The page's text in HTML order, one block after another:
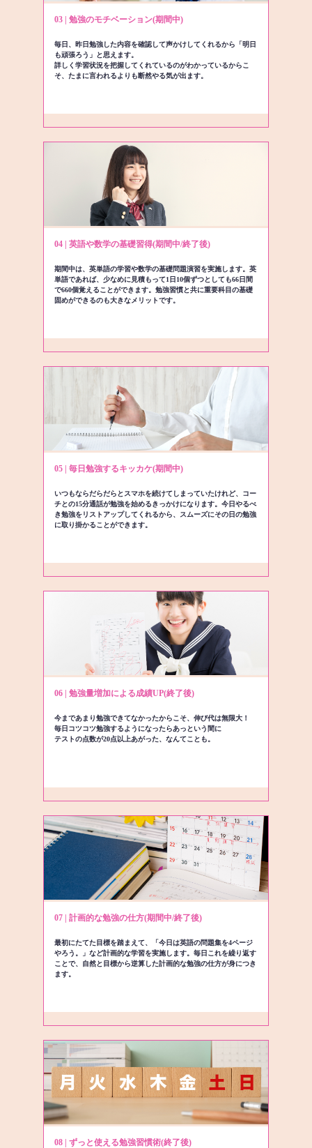
03 | 勉強のモチベーション(期間中)
毎日、昨日勉強した内容を確認して声かけしてくれるから「明日
も頑張ろう」と思えます。
詳しく学習状況を把握してくれているのがわかっているからこ
そ、たまに言われるよりも断然やる気が出ます。
04 | 英語や数学の基礎習得(期間中/終了後)
期間中は、英単語の学習や数学の基礎問題演習を実施します。英
単語であれば、少なめに見積もって1日10個ずつとしても66日間
で660個覚えることができます。勉強習慣と共に重要科目の基礎
固めができるのも大きなメリットです。
05 | 毎日勉強するキッカケ(期間中)
いつもならだらだらとスマホを続けてしまっていたけれど、コー
チとの15分通話が勉強を始めるきっかけになります。今日やるべ
き勉強をリストアップしてくれるから、スムーズにその日の勉強
に取り掛かることができます。
06 | 勉強量増加による成績UP(終了後)
今まであまり勉強できてなかったからこそ、伸び代は無限大！
毎日コツコツ勉強するようになったらあっという間に
テストの点数が20点以上あがった、なんてことも。
07 | 計画的な勉強の仕方(期間中/終了後)
最初にたてた目標を踏まえて、「今日は英語の問題集を4ページ
やろう。」など計画的な学習を実施します。毎日これを繰り返す
ことで、自然と目標から逆算した計画的な勉強の仕方が身につき
ます。
08 | ずっと使える勉強習慣術(終了後)